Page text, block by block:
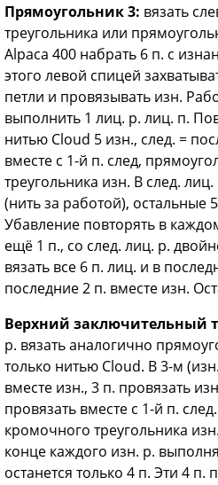
Прямоугольник 3: вязать
треугольника или
Alpaca 400 набрать 6 п. с
этого левой спицей
петли и провязывать изн.
выполнить 1 лиц. р. лиц. п.
нитью Cloud 5 изн., след. =
вместе с 1-й п. след,
треугольника изн. В след.
(нить за работой), остальные
Убавление повторять в
ещё 1 п., со след. лиц. р.
вязать все 6 п. лиц. и в
последние 2 п. вместе изн.
Верхний заключительный
р. вязать аналогично
только нитью Cloud. В 3-м
вместе изн., 3 п. провязать
провязать вместе с 1-й п.
кромочного треугольника
конце каждого изн. р.
останется только 4 п. Эти 4 п.